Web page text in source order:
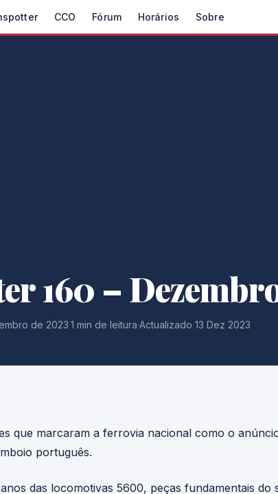
CCO Fórum Horários Sobre
160 –
de 2023·1 min de leitura·Actualizado 13 Dez 2023
que marcaram a ferrovia nacional como o
português.
das locomotivas 5600, peças fundamentais